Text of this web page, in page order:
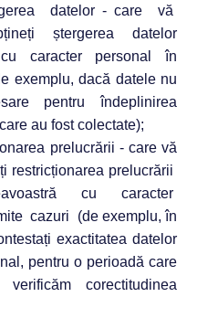
datelor - care vă
ștergerea datelor
cu caracter personal în
exemplu, dacă datele nu
pentru îndeplinirea
au fost colectate);
prelucrării - care vă
restricționarea prelucrării
cu caracter
cazuri (de exemplu, în
exactitatea datelor
pentru o perioadă care
corectitudinea